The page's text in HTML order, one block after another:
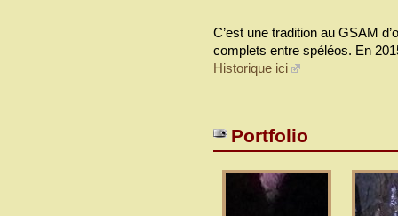
C’est une tradition au GSAM
complets entre spéléos. En
Historique ici
Portfolio